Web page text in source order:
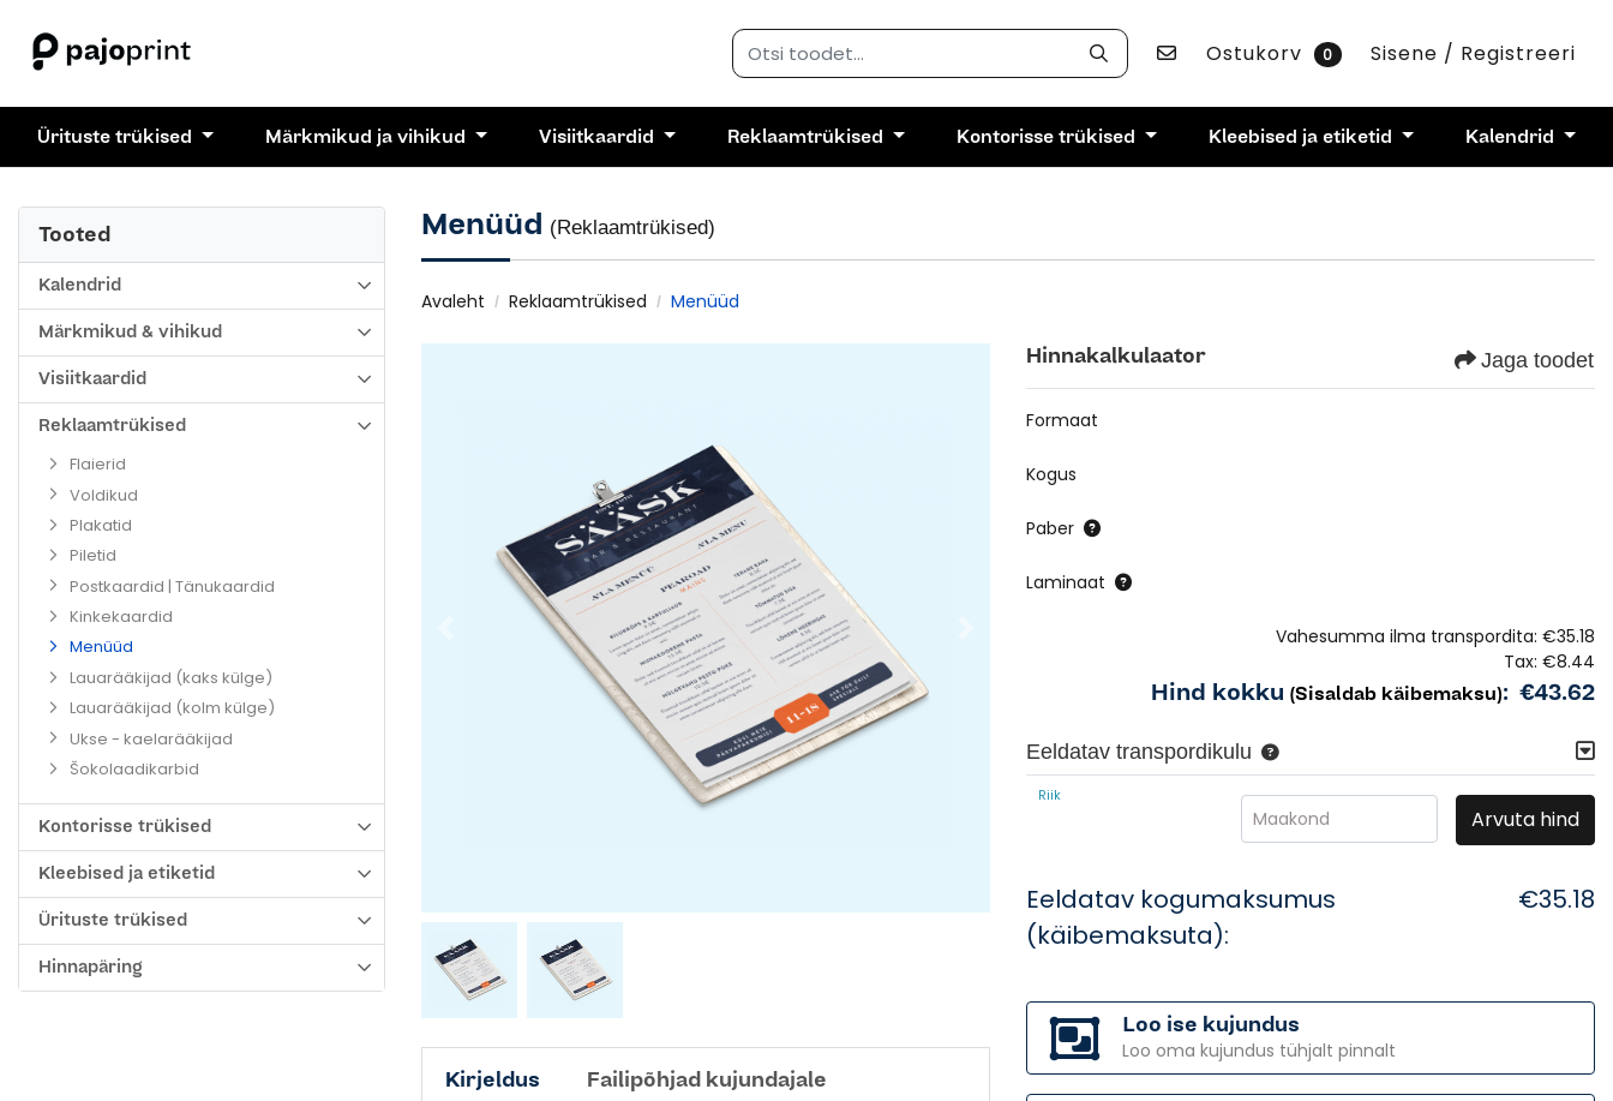
Võta ühendust
Ostukorv 0 Sisene / Registreeri
Ürituste trükised Märkmikud ja vihikud Visiitkaardid Reklaamtrükised Kontorisse trükised Kleebised ja etiketid Kalendrid
Tooted
Kalendrid
Märkmikud & vihikud
Visiitkaardid
Reklaamtrükised
Flaierid
Voldikud
Plakatid
Piletid
Postkaardid | Tänukaardid
Kinkekaardid
Menüüd
Lauarääkijad (kaks külge)
Lauarääkijad (kolm külge)
Ukse - kaelarääkijad
Šokolaadikarbid
Kontorisse trükised
Kleebised ja etiketid
Ürituste trükised
Hinnapäring
Menüüd (Reklaamtrükised)
Avaleht Reklaamtrükised Menüüd
Kirjeldus Failipõhjad kujundajale
Hinnakalkulaator Jaga toodet
Formaat
Kogus
Paber
Laminaat
Vahesumma ilma transpordita: €35.18
Tax: €8.44
Hind kokku (Sisaldab käibemaksu): €43.62
Eeldatav transpordikulu
Riik
Maakond Arvuta hind
Eeldatav kogumaksumus
(käibemaksuta):
€35.18
Loo ise kujundus
Loo oma kujundus tühjalt pinnalt